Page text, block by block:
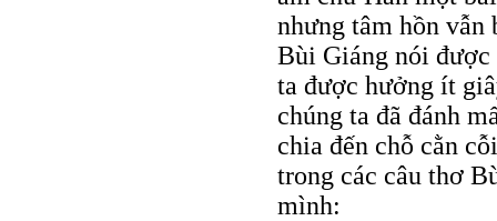
nhưng tâm hồn vẫn
Bùi Giáng nói được
ta được hưởng ít
chúng ta đã đánh
chia đến chỗ cằn
trong các câu thơ
mình: